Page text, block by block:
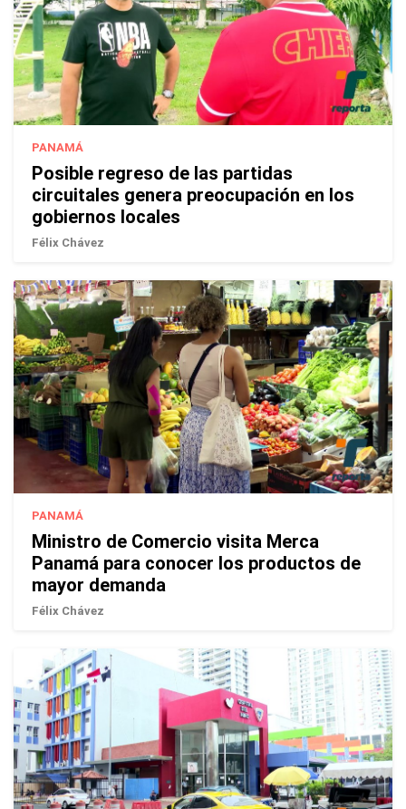
PANAMÁ
Posible regreso de las partidas
circuitales genera preocupación en los
gobiernos locales
Félix Chávez
PANAMÁ
Ministro de Comercio visita Merca
Panamá para conocer los productos de
mayor demanda
Félix Chávez